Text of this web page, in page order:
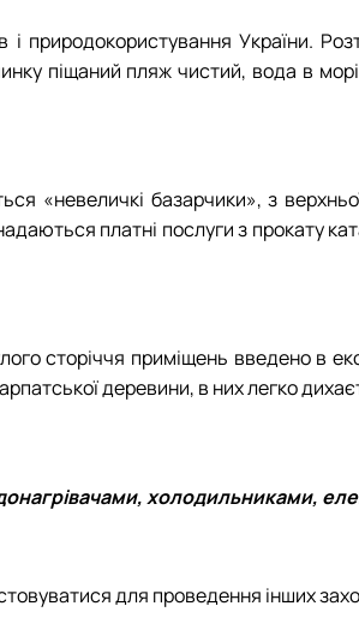
природокористування України.
піщаний пляж чистий, вода в
«невеличкі базарчики», з
платні послуги з прокату
сторіччя приміщень введено в
деревини, в них легко
холодильниками,
для проведення інших